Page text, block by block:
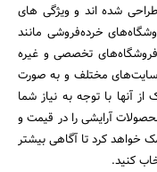
طراحی شده اند و ویژگی های
خرده‌فروشی مانند
تخصصی و غیره
سایت‌های مختلف و به صورت
آنها با توجه به نیاز شما
آرایشی را در قیمت و
خواهد کرد تا آگاهی بیشتر
کنید.